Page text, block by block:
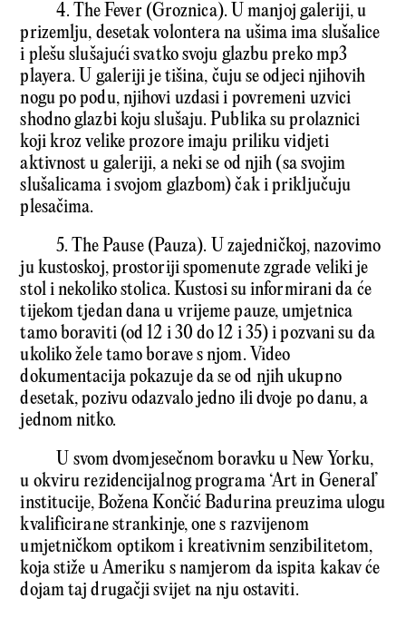
4. The Fever (Groznica). U manjoj galeriji, u
prizemlju, desetak volontera na ušima ima slušalice
i plešu slušajući svatko svoju glazbu preko mp3
playera. U galeriji je tišina, čuju se odjeci njihovih
nogu po podu, njihovi uzdasi i povremeni uzvici
shodno glazbi koju slušaju. Publika su prolaznici
koji kroz velike prozore imaju priliku vidjeti
aktivnost u galeriji, a neki se od njih (sa svojim
slušalicama i svojom glazbom) čak i priključuju
plesačima.
5. The Pause (Pauza). U zajedničkoj, nazovimo
ju kustoskoj, prostoriji spomenute zgrade veliki je
stol i nekoliko stolica. Kustosi su informirani da će
tijekom tjedan dana u vrijeme pauze, umjetnica
tamo boraviti (od 12 i 30 do 12 i 35) i pozvani su da
ukoliko žele tamo borave s njom. Video
dokumentacija pokazuje da se od njih ukupno
desetak, pozivu odazvalo jedno ili dvoje po danu, a
jednom nitko.
U svom dvomjesečnom boravku u New Yorku,
u okviru rezidencijalnog programa ‘Art in General’
institucije, Božena Končić Badurina preuzima ulogu
kvalificirane strankinje, one s razvijenom
umjetničkom optikom i kreativnim senzibilitetom,
koja stiže u Ameriku s namjerom da ispita kakav će
dojam taj drugačji svijet na nju ostaviti.